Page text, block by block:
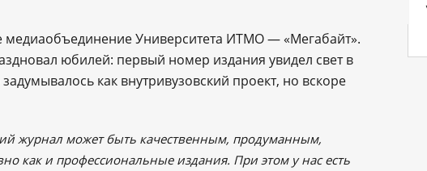
медиаобъединение Университета ИТМО — «Мегабайт».
юбилей: первый номер издания увидел свет в
как внутривузовский проект, но вскоре
журнал может быть качественным, продуманным,
как и профессиональные издания. При этом у нас есть